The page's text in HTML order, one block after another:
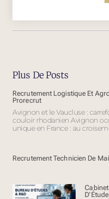
Plus De Posts
Recrutement Logistique Et
Prorecrut
Avignon et le Vaucluse :
couloir rhodanien Avignon
unique en France : au
Recrutement Technicien De